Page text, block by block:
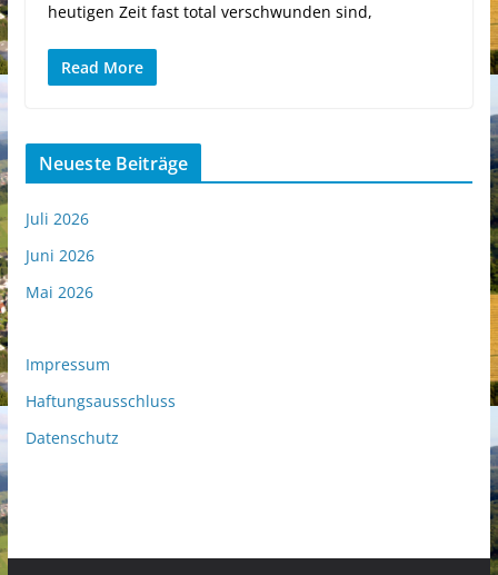
heutigen Zeit fast total verschwunden sind,
Read More
Neueste Beiträge
Juli 2026
Juni 2026
Mai 2026
Impressum
Haftungsausschluss
Datenschutz